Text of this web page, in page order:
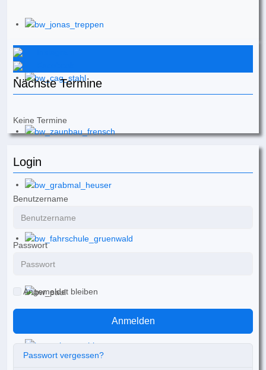
Nächste Termine
Keine Termine
Login
Benutzername
Passwort
Angemeldet bleiben
Anmelden
Passwort vergessen?